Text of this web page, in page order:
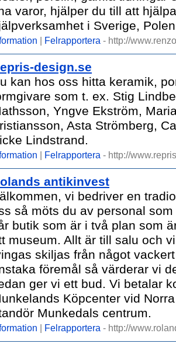
varor, hjälper du till att
i Sverige,
| Felrapportera - http://
design.se
kan hos oss hitta keramik,
som t. ex. Stig
Yngve Ekström,
Asta Strömberg,
Lindstrand.
| Felrapportera - http://
antikinvest
vi bedriver en
så möts du av personal
butik som är i två plan som
museum. Allt är till salu och
skiljas från något
föremål så värderar vi
ger vi ett bud. Vi betalar
Köpcenter vid
Munkedals centrum.
| Felrapportera - http://